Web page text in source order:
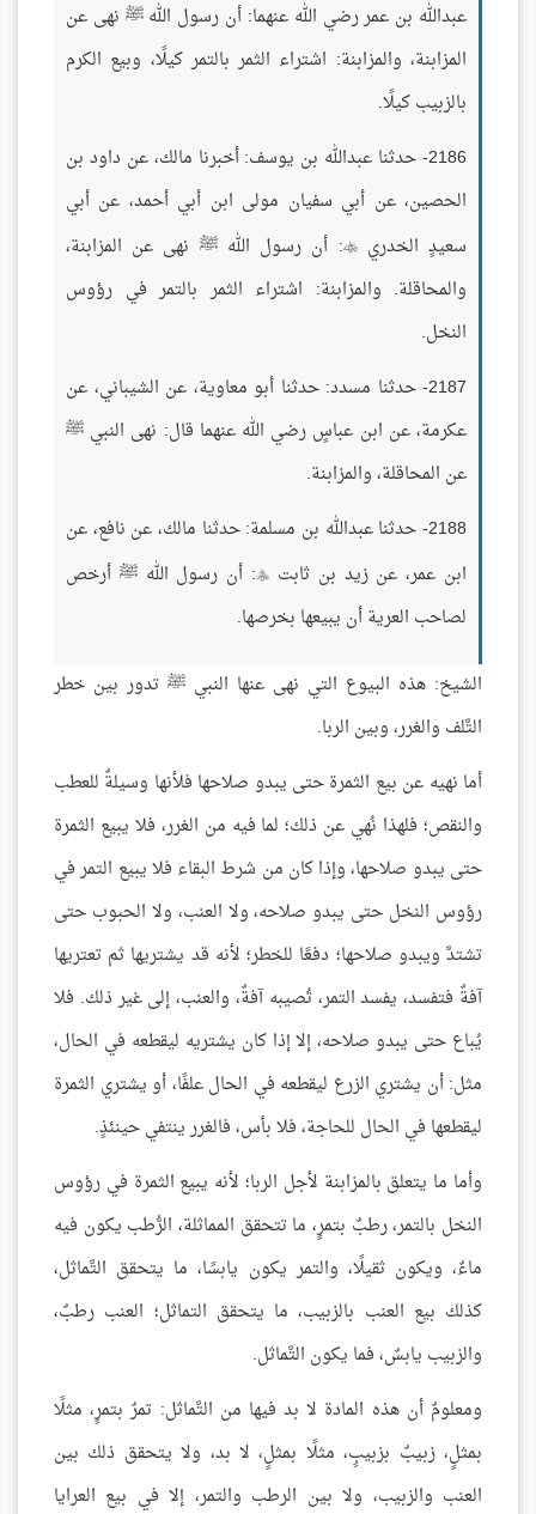
عبدالله بن عمر رضي الله عنهما: أن رسول الله ﷺ نهى عن
المزابنة، والمزابنة: اشتراء الثمر بالتمر كيلًا، وبيع الكرم
بالزبيب كيلًا.
2186- حدثنا عبدالله بن يوسف: أخبرنا مالك، عن داود بن
الحصين، عن أبي سفيان مولى ابن أبي أحمد، عن أبي
سعيدٍ الخدري: أن رسول الله ﷺ نهى عن المزابنة،
والمحاقلة. والمزابنة: اشتراء الثمر بالتمر في رؤوس
النخل.
2187- حدثنا مسدد: حدثنا أبو معاوية، عن الشيباني، عن
عكرمة، عن ابن عباسٍ رضي الله عنهما قال: نهى النبي ﷺ
عن المحاقلة، والمزابنة.
2188- حدثنا عبدالله بن مسلمة: حدثنا مالك، عن نافع، عن
ابن عمر، عن زيد بن ثابت : أن رسول الله ﷺ أرخص
لصاحب العرية أن يبيعها بخرصها.
الشيخ: هذه البيوع التي نهى عنها النبي ﷺ تدور بين خطر
التَّلف والغرر، وبين الربا.
أما نهيه عن بيع الثمرة حتى يبدو صلاحها فلأنها وسيلةٌ للعطب
والنقص؛ فلهذا نُهي عن ذلك؛ لما فيه من الغرر، فلا يبيع الثمرة
حتى يبدو صلاحها، وإذا كان من شرط البقاء فلا يبيع التمر في
رؤوس النخل حتى يبدو صلاحه، ولا العنب، ولا الحبوب حتى
تشتدَّ ويبدو صلاحها؛ دفعًا للخطر؛ لأنه قد يشتريها ثم تعتريها
آفةٌ فتفسد، يفسد التمر، تُصيبه آفةٌ، والعنب، إلى غير ذلك. فلا
يُباع حتى يبدو صلاحه، إلا إذا كان يشتريه ليقطعه في الحال،
مثل: أن يشتري الزرع ليقطعه في الحال علفًا، أو يشتري الثمرة
ليقطعها في الحال للحاجة، فلا بأس، فالغرر ينتفي حينئذٍ.
وأما ما يتعلق بالمزابنة لأجل الربا؛ لأنه يبيع الثمرة في رؤوس
النخل بالتمر، رطبٌ بتمرٍ، ما تتحقق المماثلة، الرُّطب يكون فيه
ماءٌ، ويكون ثقيلًا، والتمر يكون يابسًا، ما يتحقق التَّماثل،
كذلك بيع العنب بالزبيب، ما يتحقق التماثل؛ العنب رطبٌ،
والزبيب يابسٌ، فما يكون التَّماثل.
ومعلومٌ أن هذه المادة لا بد فيها من التَّماثل: تمرٌ بتمرٍ، مثلًا
بمثلٍ، زبيبٌ بزبيبٍ، مثلًا بمثلٍ، لا بد، ولا يتحقق ذلك بين
العنب والزبيب، ولا بين الرطب والتمر، إلا في بيع العرايا